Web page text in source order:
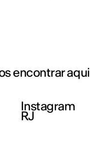
encontrar aqui
Instagram
RJ